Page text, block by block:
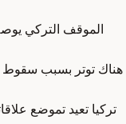
الموقف التركي
هناك توتر بسبب سقوط
تركيا تعيد تموضع